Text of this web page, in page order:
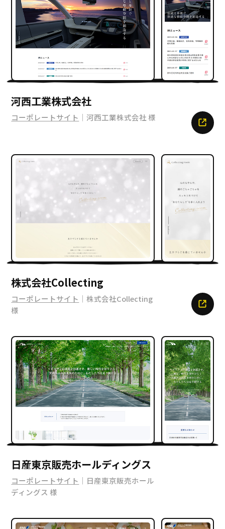
河西工業株式会社
コーポレートサイト ｜河西工業株式会社 様
株式会社Collecting
コーポレートサイト ｜株式会社Collecting
様
日産東京販売ホールディングス
コーポレートサイト ｜日産東京販売ホール
ディングス 様